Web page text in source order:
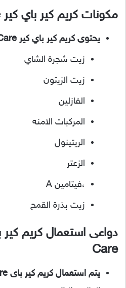
مكونات كريم كير باي كير Care By Care
يحتوى كريم كير باي كير Care By Care على :
زيت شجرة الشاي
زيت الزيتون
الفازلين
المركبات الامنه
الريتينول
الزعتر
،فيتامين A
زيت بذرة القمح
Care